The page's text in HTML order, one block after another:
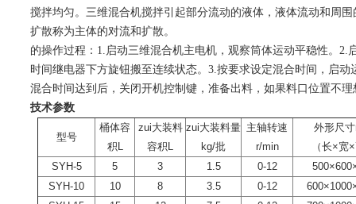
搅拌均匀。三维混合机搅拌引起部分流动的液体，液体流动和周
扩散称为主体的对流和扩散。
的操作过程：1.启动三维混合机主电机，观察筒体运动平稳性。
时间继电器下方旋钮搬至连续状态。3.按要求设定混合时间，启
混合时间达到后，关闭开机控制键，准备出料，如果料口位置不
技术参数
型号
桶体容
积L
zui大装料
容积L
zui大装料量
kg/批
主轴转速
r/min
外形尺
（长×宽
SYH-5
5 3 1.5 0-12
SYH-10
10 8 3.5 0-12